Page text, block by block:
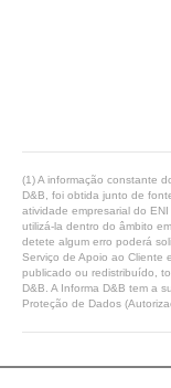
(1) A informação constante
D&B, foi obtida junto de
atividade empresarial do
utilizá-la dentro do âmbito
detete algum erro poderá
Serviço de Apoio ao Cliente
publicado ou redistribuído,
D&B. A Informa D&B tem a
Proteção de Dados